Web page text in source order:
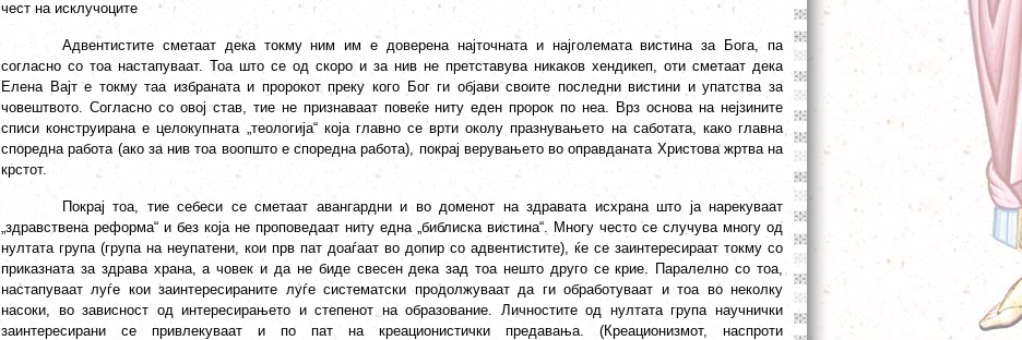
чест на исклучоците
Адвентистите сметаат дека токму ним им е доверена најточната и најголемата вистина за Бога, па
согласно со тоа настапуваат. Тоа што се од скоро и за нив не претставува никаков хендикеп, оти сметаат дека
Елена Вајт е токму таа избраната и пророкот преку кого Бог ги објави своите последни вистини и упатства за
човештвото. Согласно со овој став, тие не признаваат повеќе ниту еден пророк по неа. Врз основа на нејзините
списи конструирана е целокупната „теологија“ која главно се врти околу празнувањето на саботата, како главна
споредна работа (ако за нив тоа воопшто е споредна работа), покрај верувањето во оправданата Христова жртва на
крстот.
Покрај тоа, тие себеси се сметаат авангардни и во доменот на здравата исхрана што ја нарекуваат
„здравствена реформа“ и без која не проповедаат ниту една „библиска вистина“. Многу често се случува многу од
нултата група (група на неупатени, кои прв пат доаѓаат во допир со адвентистите), ќе се заинтересираат токму со
приказната за здрава храна, а човек и да не биде свесен дека зад тоа нешто друго се крие. Паралелно со тоа,
настапуваат луѓе кои заинтересираните луѓе систематски продолжуваат да ги обработуваат и тоа во неколку
насоки, во зависност од интересирањето и степенот на образование. Личностите од нултата група научнички
заинтересирани се привлекуваат и по пат на креационистички предавања. (Креационизмот, наспроти